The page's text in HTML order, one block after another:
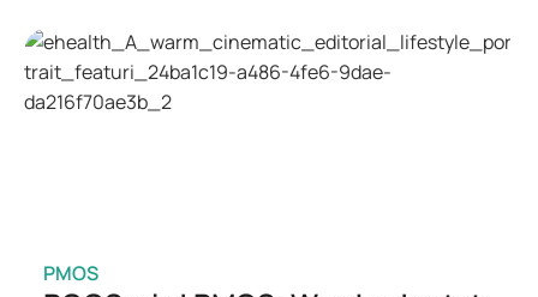
geeignet ist, entscheidet ein Arzt auf Basis Ihrer
gesundheitlichen Verfassung, Ihres BMI und Ihrer
aktuellen Medikation.
PMOS